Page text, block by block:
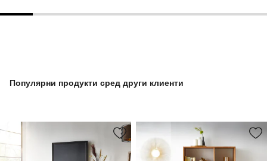
Популярни продукти сред други клиенти